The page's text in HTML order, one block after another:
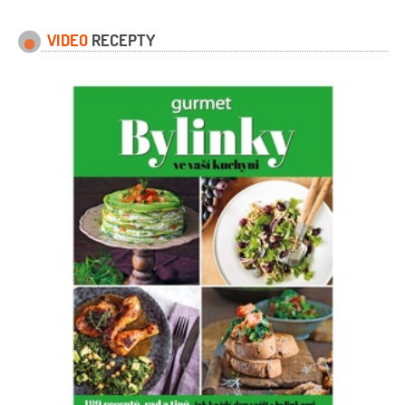
VIDEO RECEPTY